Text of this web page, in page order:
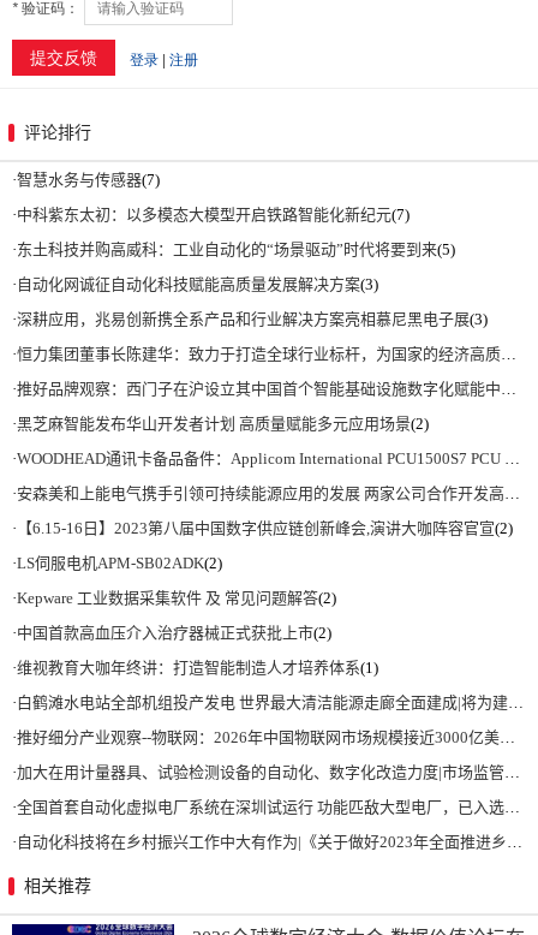
评论排行
·智慧水务与传感器(7)
·中科紫东太初：以多模态大模型开启铁路智能化新纪元(7)
·东土科技并购高威科：工业自动化的“场景驱动”时代将要到来(5)
· 自动化网诚征自动化科技赋能高质量发展解决方案(3)
·深耕应用，兆易创新携全系产品和行业解决方案亮相慕尼黑电子展(3)
·恒力集团董事长陈建华：致力于打造全球行业标杆，为国家的经济高质量发展贡献更大力量|上海电气集团党委书记、董事长吴磊来访
·推好品牌观察：西门子在沪设立其中国首个智能基础设施数字化赋能中心
·黑芝麻智能发布华山开发者计划 高质量赋能多元应用场景(2)
·WOODHEAD通讯卡备品备件：Applicom International PCU1500S7 PCU 1500 S7 V4.5.0
·安森美和上能电气携手引领可持续能源应用的发展 两家公司合作开发高性能储能和太阳能组串式逆变器方案 以实现可持续的未来
· 【6.15-16日】2023第八届中国数字供应链创新峰会,演讲大咖阵容官宣(2)
·LS伺服电机APM-SB02ADK(2)
·Kepware 工业数据采集软件 及 常见问题解答(2)
·中国首款高血压介入治疗器械正式获批上市(2)
·维视教育大咖年终讲：打造智能制造人才培养体系(1)
·白鹤滩水电站全部机组投产发电 世界最大清洁能源走廊全面建成|将为建设新型能源体系、保障国家能源安全、实现“双碳”目标提供有力支撑
·推好细分产业观察--物联网：2026年中国物联网市场规模接近3000亿美元 智慧工厂、智慧城市、智慧电网等将占60%以上
·加大在用计量器具、试验检测设备的自动化、数字化改造力度|市场监管总局 工业和信息化部 关于促进企业计量能力提升的指导意见
·全国首套自动化虚拟电厂系统在深圳试运行 功能匹敌大型电厂，已入选国际典型案例
· 自动化科技将在乡村振兴工作中大有作为|《关于做好2023年全面推进乡村振兴重点工作的意见》发布
相关推荐